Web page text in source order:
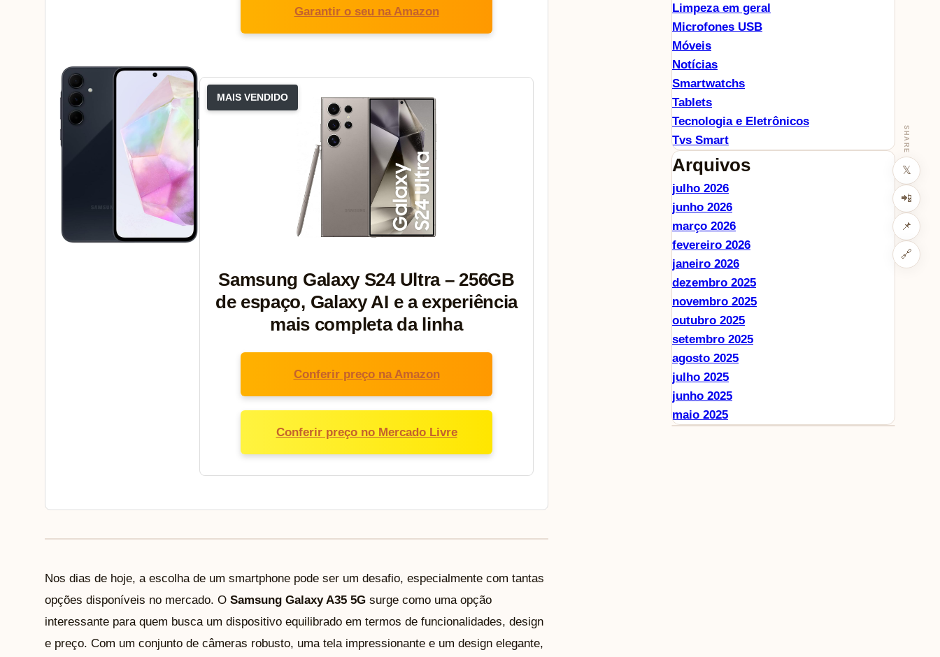
SHARE
𝕏
📲
📌
🔗
Garantir o seu na Amazon
MAIS VENDIDO
Samsung Galaxy S24 Ultra – 256GB
de espaço, Galaxy AI e a experiência
mais completa da linha
Conferir preço na Amazon
Conferir preço no Mercado Livre
Nos dias de hoje, a escolha de um smartphone pode ser um desafio, especialmente com tantas
opções disponíveis no mercado. O Samsung Galaxy A35 5G surge como uma opção
interessante para quem busca um dispositivo equilibrado em termos de funcionalidades, design
e preço. Com um conjunto de câmeras robusto, uma tela impressionante e um design elegante,
Limpeza em geral
Microfones USB
Móveis
Notícias
Smartwatchs
Tablets
Tecnologia e Eletrônicos
Tvs Smart
Arquivos
julho 2026
junho 2026
março 2026
fevereiro 2026
janeiro 2026
dezembro 2025
novembro 2025
outubro 2025
setembro 2025
agosto 2025
julho 2025
junho 2025
maio 2025